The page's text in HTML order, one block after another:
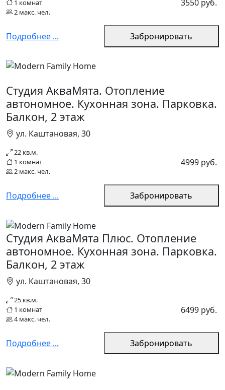
1 комнат
2 макс. чел.
3550 руб.
Подробнее ... Забронировать
Студия АкваМята. Отопление
автономное. Кухонная зона. Парковка.
Балкон, 2 этаж
ул. Каштановая, 30
22 кв.м.
1 комнат
2 макс. чел.
4999 руб.
Подробнее ... Забронировать
Студия АкваМята Плюс. Отопление
автономное. Кухонная зона. Парковка.
Балкон, 2 этаж
ул. Каштановая, 30
25 кв.м.
1 комнат
4 макс. чел.
6499 руб.
Подробнее ... Забронировать